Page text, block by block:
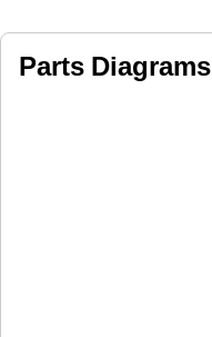
Parts Diagrams